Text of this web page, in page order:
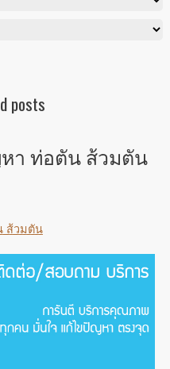
ณภาพและบริการของเรา
posts
า ท่อตัน ส้วมตัน
ส้วมตัน